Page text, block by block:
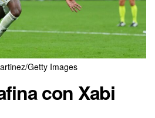
Getty Images
con Xabi